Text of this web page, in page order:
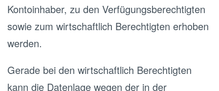
Kontoinhaber, zu den Verfügungsberechtigten
sowie zum wirtschaftlich Berechtigten erhoben
werden.
Gerade bei den wirtschaftlich Berechtigten
kann die Datenlage wegen der in der